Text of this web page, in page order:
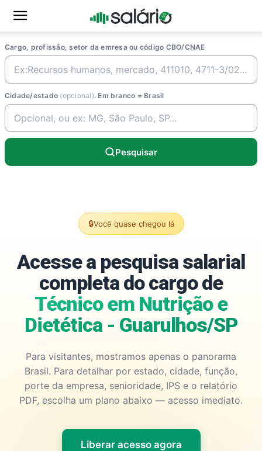
Cargo, profissão, setor da emresa ou código CBO/CNAE
Cidade/estado (opcional). Em branco = Brasil
Pesquisar
🔒Você quase chegou lá
Acesse a pesquisa salarial
completa do cargo de
Técnico em Nutrição e
Dietética - Guarulhos/SP
Para visitantes, mostramos apenas o panorama
Brasil. Para detalhar por estado, cidade, função,
porte da empresa, senioridade, IPS e o relatório
PDF, escolha um plano abaixo — acesso imediato.
Liberar acesso agora